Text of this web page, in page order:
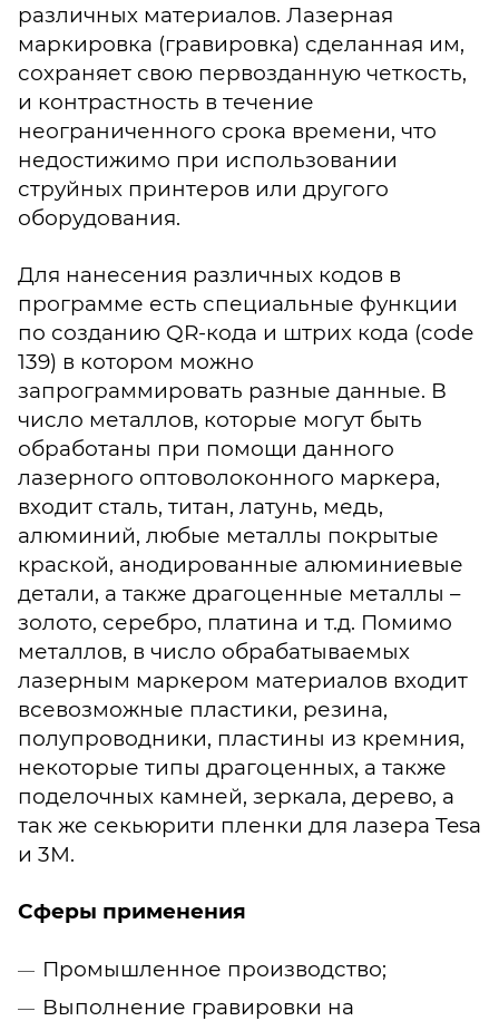
различных материалов. Лазерная
маркировка (гравировка) сделанная им,
сохраняет свою первозданную четкость,
и контрастность в течение
неограниченного срока времени, что
недостижимо при использовании
струйных принтеров или другого
оборудования.
Для нанесения различных кодов в
программе есть специальные функции
по созданию QR-кода и штрих кода (code
139) в котором можно
запрограммировать разные данные. В
число металлов, которые могут быть
обработаны при помощи данного
лазерного оптоволоконного маркера,
входит сталь, титан, латунь, медь,
алюминий, любые металлы покрытые
краской, анодированные алюминиевые
детали, а также драгоценные металлы –
золото, серебро, платина и т.д. Помимо
металлов, в число обрабатываемых
лазерным маркером материалов входит
всевозможные пластики, резина,
полупроводники, пластины из кремния,
некоторые типы драгоценных, а также
поделочных камней, зеркала, дерево, а
так же секьюрити пленки для лазера Tesa
и 3М.
Сферы применения
Промышленное производство;
Выполнение гравировки на